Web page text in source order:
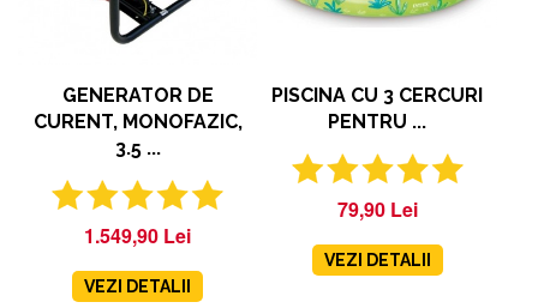
PRIORITATE CADOU!
cadoupentru urmatoarele12 comenzi.
GENERATOR DE
CURENT, MONOFAZIC,
3.5 ...
1.549,90 Lei
VEZI DETALII
PISCINA CU 3 CERCURI
PENTRU ...
79,90 Lei
VEZI DETALII